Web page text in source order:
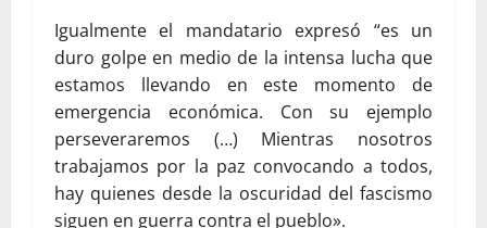
Igualmente el mandatario expresó “es un
duro golpe en medio de la intensa lucha que
estamos llevando en este momento de
emergencia económica. Con su ejemplo
perseveraremos (…) Mientras nosotros
trabajamos por la paz convocando a todos,
hay quienes desde la oscuridad del fascismo
siguen en guerra contra el pueblo».